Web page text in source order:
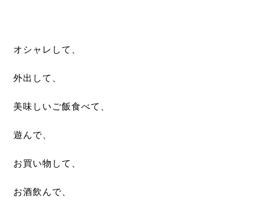
オシャレして、
外出して、
美味しいご飯食べて、
遊んで、
お買い物して、
お酒飲んで、